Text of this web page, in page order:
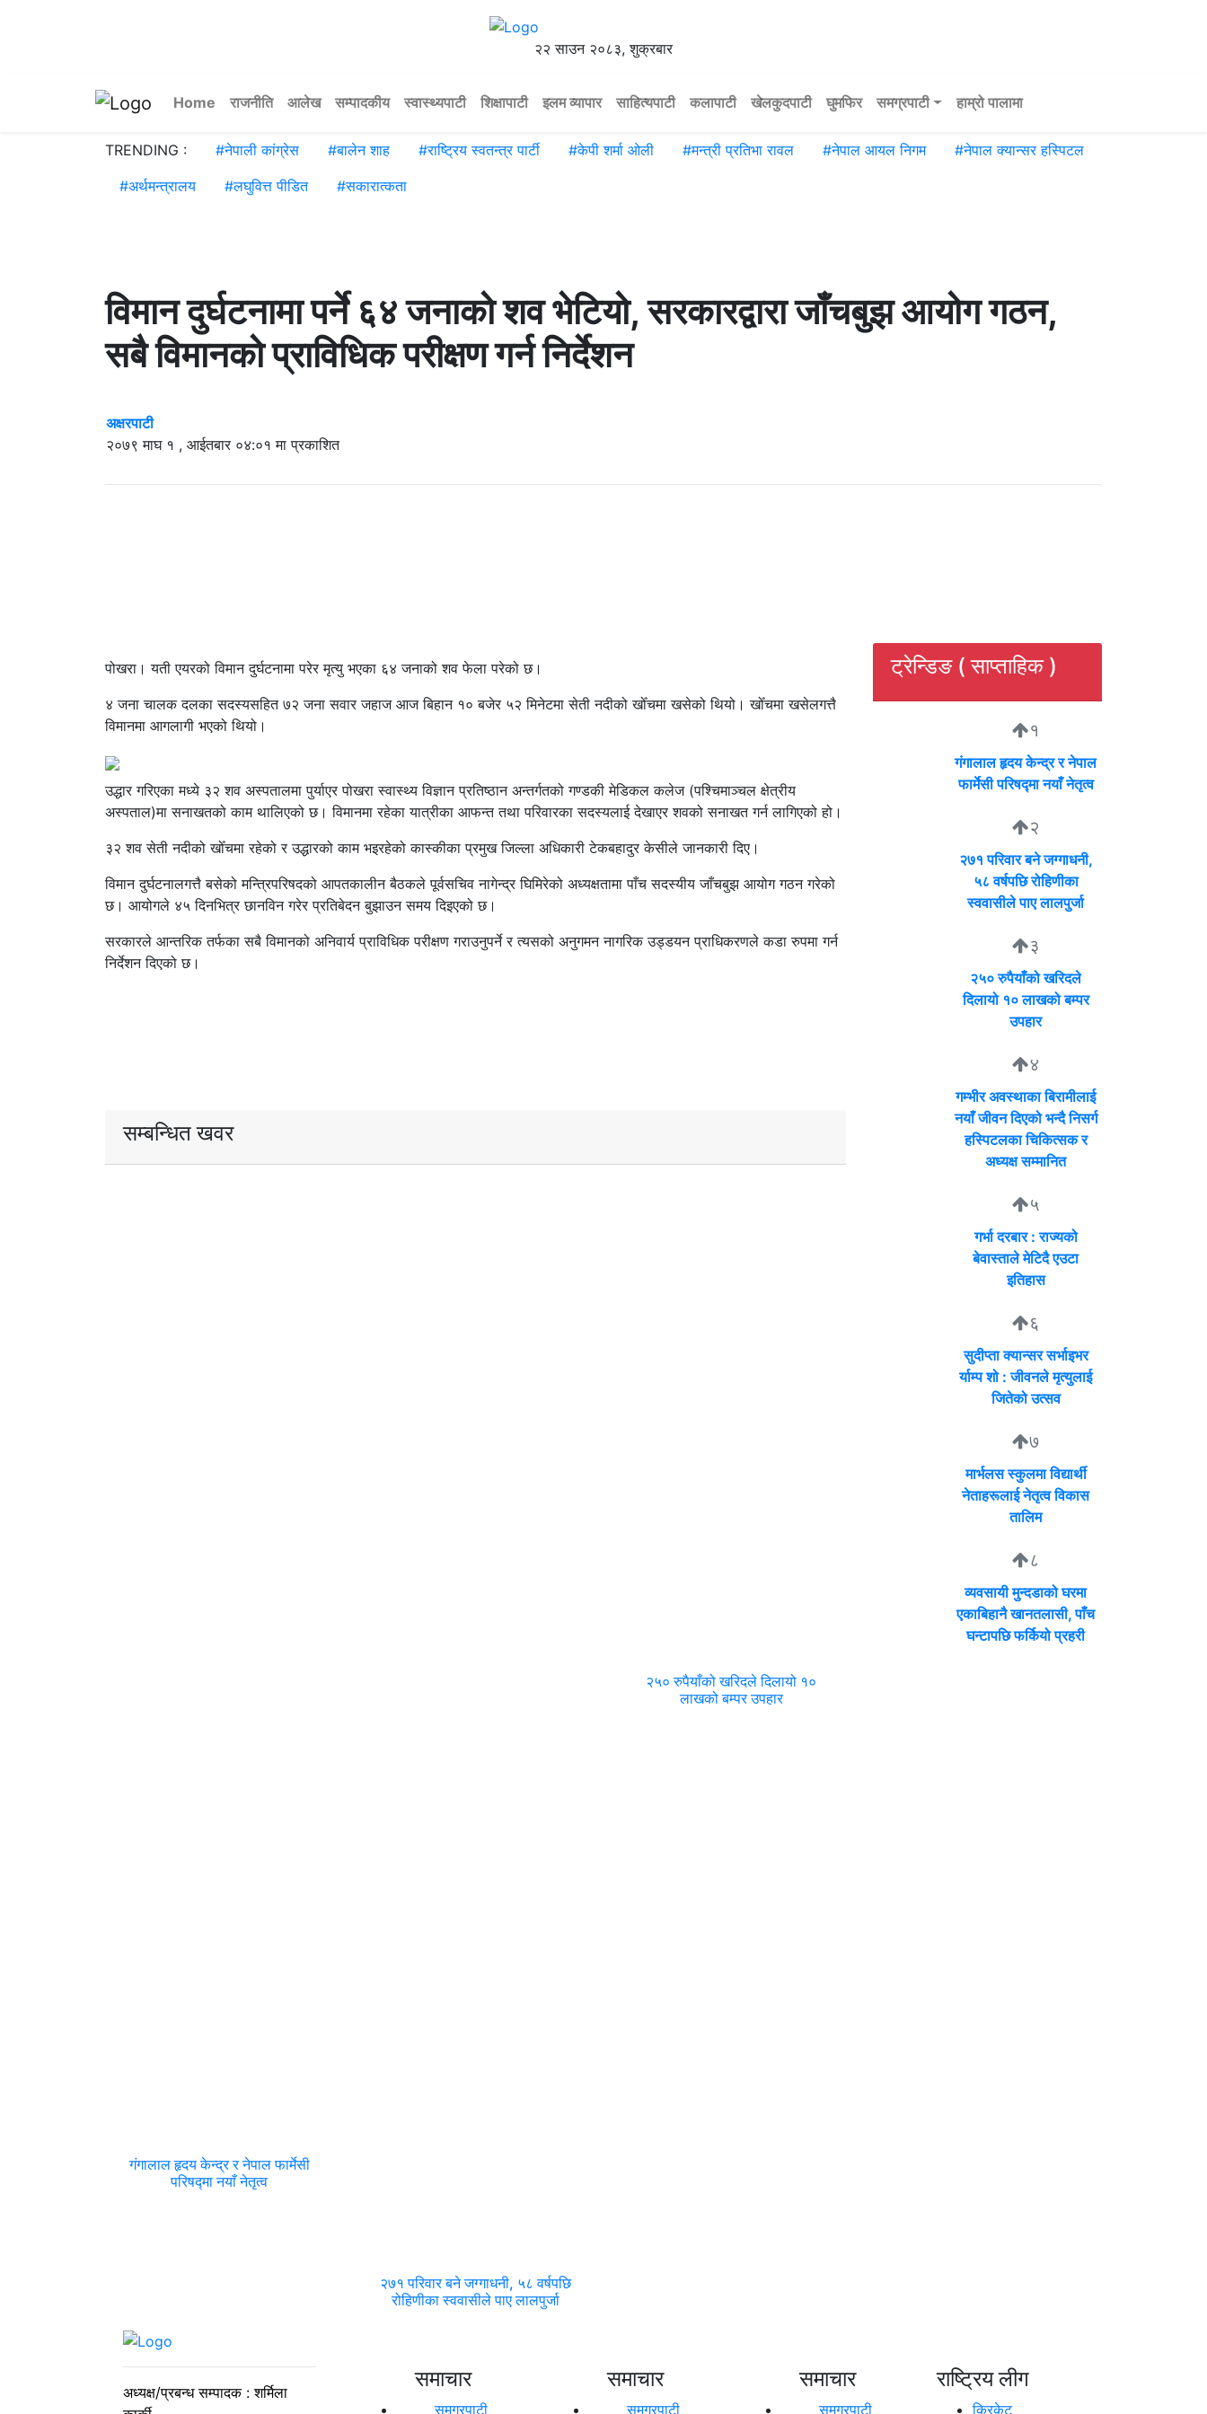
२२ साउन २०८३, शुक्रबार
Home राजनीति आलेख सम्पादकीय स्वास्थ्यपाटी शिक्षापाटी इलम व्यापार साहित्यपाटी कलापाटी खेलकुदपाटी घुमफिर समग्रपाटी हाम्रो पालामा
TRENDING : #नेपाली कांग्रेस #बालेन शाह #राष्ट्रिय स्वतन्त्र पार्टी #केपी शर्मा ओली #मन्त्री प्रतिभा रावल #नेपाल आयल निगम #नेपाल क्यान्सर हस्पिटल
#अर्थमन्त्रालय #लघुवित्त पीडित #सकारात्कता
विमान दुर्घटनामा पर्ने ६४ जनाको शव भेटियो, सरकारद्वारा जाँचबुझ आयोग गठन,
सबै विमानको प्राविधिक परीक्षण गर्न निर्देशन
अक्षरपाटी
२०७९ माघ १ , आईतबार ०४:०१ मा प्रकाशित
पोखरा। यती एयरको विमान दुर्घटनामा परेर मृत्यु भएका ६४ जनाको शव फेला परेको छ।
४ जना चालक दलका सदस्यसहित ७२ जना सवार जहाज आज बिहान १० बजेर ५२ मिनेटमा सेती नदीको खोँचमा खसेको थियो। खोँचमा खसेलगत्तै
विमानमा आगलागी भएको थियो।
उद्धार गरिएका मध्ये ३२ शव अस्पतालमा पुर्याएर पोखरा स्वास्थ्य विज्ञान प्रतिष्ठान अन्तर्गतको गण्डकी मेडिकल कलेज (पश्चिमाञ्चल क्षेत्रीय
अस्पताल)मा सनाखतको काम थालिएको छ। विमानमा रहेका यात्रीका आफन्त तथा परिवारका सदस्यलाई देखाएर शवको सनाखत गर्न लागिएको हो।
३२ शव सेती नदीको खोँचमा रहेको र उद्धारको काम भइरहेको कास्कीका प्रमुख जिल्ला अधिकारी टेकबहादुर केसीले जानकारी दिए।
विमान दुर्घटनालगत्तै बसेको मन्त्रिपरिषदको आपतकालीन बैठकले पूर्वसचिव नागेन्द्र घिमिरेको अध्यक्षतामा पाँच सदस्यीय जाँचबुझ आयोग गठन गरेको
छ। आयोगले ४५ दिनभित्र छानविन गरेर प्रतिबेदन बुझाउन समय दिइएको छ।
सरकारले आन्तरिक तर्फका सबै विमानको अनिवार्य प्राविधिक परीक्षण गराउनुपर्ने र त्यसको अनुगमन नागरिक उड्डयन प्राधिकरणले कडा रुपमा गर्न
निर्देशन दिएको छ।
सम्बन्धित खवर
गंगालाल हृदय केन्द्र र नेपाल फार्मेसी
परिषद्मा नयाँ नेतृत्व
२७१ परिवार बने जग्गाधनी, ५८ वर्षपछि
रोहिणीका स्ववासीले पाए लालपुर्जा
२५० रुपैयाँको खरिदले दिलायो १०
लाखको बम्पर उपहार
ट्रेन्डिङ ( साप्ताहिक )
१
गंगालाल हृदय केन्द्र र नेपाल
फार्मेसी परिषद्मा नयाँ नेतृत्व
२
२७१ परिवार बने जग्गाधनी,
५८ वर्षपछि रोहिणीका
स्ववासीले पाए लालपुर्जा
३
२५० रुपैयाँको खरिदले
दिलायो १० लाखको बम्पर
उपहार
४
गम्भीर अवस्थाका बिरामीलाई
नयाँ जीवन दिएको भन्दै निसर्ग
हस्पिटलका चिकित्सक र
अध्यक्ष सम्मानित
५
गर्भा दरबार : राज्यको
बेवास्ताले मेटिदै एउटा
इतिहास
६
सुदीप्ता क्यान्सर सर्भाइभर
र्याम्प शो : जीवनले मृत्युलाई
जितेको उत्सव
७
मार्भलस स्कुलमा विद्यार्थी
नेताहरूलाई नेतृत्व विकास
तालिम
८
व्यवसायी मुन्दडाको घरमा
एकाबिहानै खानतलासी, पाँच
घन्टापछि फर्कियो प्रहरी
अध्यक्ष/प्रबन्ध सम्पादक : शर्मिला
समाचार
समग्रपाटी
समाचार
समग्रपाटी
समाचार
समग्रपाटी
राष्ट्रिय लीग
क्रिकेट